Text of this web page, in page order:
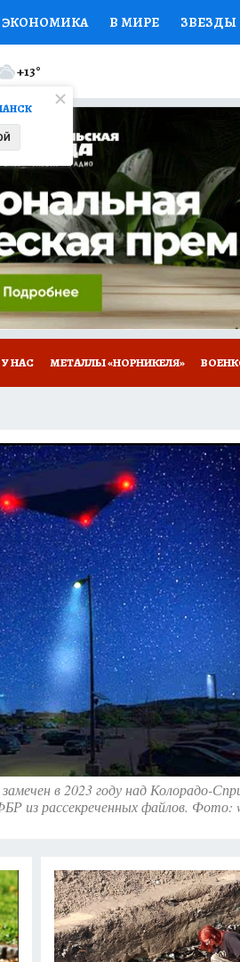
ЭКОНОМИКА В МИРЕ ЗВЕЗДЫ
Я ЗНАЮ СЕМЬЯ ЖЕНСКИЕ
СПЕЦПРОЕКТЫ
КОНКУРСЫ РАБОТА У НАС
+13°
НАС МЕТАЛЛЫ «НОРНИКЕЛЯ»
ИСПЫТАНО НА СЕБЕ
в 2023 году над Колорадо-
из рассекреченных файлов. Фото: